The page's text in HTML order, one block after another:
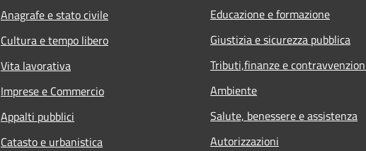
Anagrafe e stato civile
Cultura e tempo libero
Vita lavorativa
Imprese e Commercio
Appalti pubblici
Catasto e urbanistica
Educazione e formazione
Giustizia e sicurezza pubblica
Tributi,finanze e
Ambiente
Salute, benessere e assistenza
Autorizzazioni